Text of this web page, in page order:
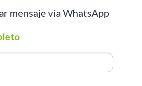
mensaje vía WhatsApp